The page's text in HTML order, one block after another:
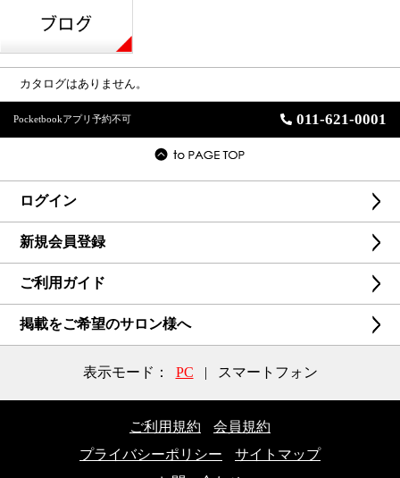
カタログはありません。
Pocketbookアプリ予約不可 011-621-0001
ログイン
新規会員登録
ご利用ガイド
掲載をご希望のサロン様へ
表示モード： PC | スマートフォン
ご利用規約
会員規約
プライバシーポリシー
サイトマップ